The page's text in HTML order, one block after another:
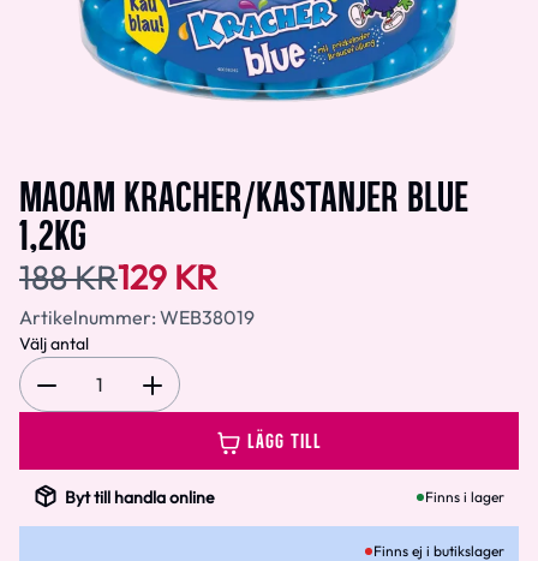
MAOAM KRACHER/KASTANJER BLUE
1,2KG
188 KR129 KR
Artikelnummer: WEB38019
Välj antal
1
LÄGG TILL
Byt till handla online Finns i lager
Finns ej i butikslager